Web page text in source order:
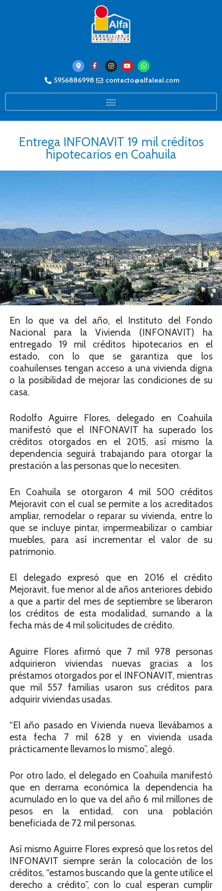
5956886998 contacto@alfaleal.com
Entrega INFONAVIT 19 mil créditos
hipotecarios en Coahuila
En lo que va del año, el Instituto del Fondo
Nacional para la Vivienda (INFONAVIT) ha
entregado 19 mil créditos hipotecarios en el
estado, con lo que se garantiza que los
coahuilenses tengan acceso a una vivienda digna
o la posibilidad de mejorar las condiciones de su
casa.
Rodolfo Aguirre Flores, delegado en Coahuila
manifestó que el INFONAVIT ha superado los
créditos otorgados en el 2015, así mismo la
dependencia seguirá trabajando para otorgar la
prestación a las personas que lo necesiten.
En Coahuila se otorgaron 4 mil 500 créditos
Mejoravit con el cual se permite a los acreditados
ampliar, remodelar o reparar su vivienda, entre lo
que se incluye pintar, impermeabilizar o cambiar
muebles, para así incrementar el valor de su
patrimonio.
El delegado expresó que en 2016 el crédito
Mejoravit, fue menor al de años anteriores debido
a que a partir del mes de septiembre se liberaron
los créditos de esta modalidad, sumando a la
fecha más de 4 mil solicitudes de crédito.
Aguirre Flores afirmó que 7 mil 978 personas
adquirieron viviendas nuevas gracias a los
préstamos otorgados por el INFONAVIT, mientras
que mil 557 familias usaron sus créditos para
adquirir viviendas usadas.
“El año pasado en Vivienda nueva llevábamos a
esta fecha 7 mil 628 y en vivienda usada
prácticamente llevamos lo mismo”, alegó.
Por otro lado, el delegado en Coahuila manifestó
que en derrama económica la dependencia ha
acumulado en lo que va del año 6 mil millones de
pesos en la entidad, con una población
beneficiada de 72 mil personas.
Así mismo Aguirre Flores expresó que los retos del
INFONAVIT siempre serán la colocación de los
créditos, “estamos buscando que la gente utilice el
derecho a crédito”, con lo cual esperan cumplir